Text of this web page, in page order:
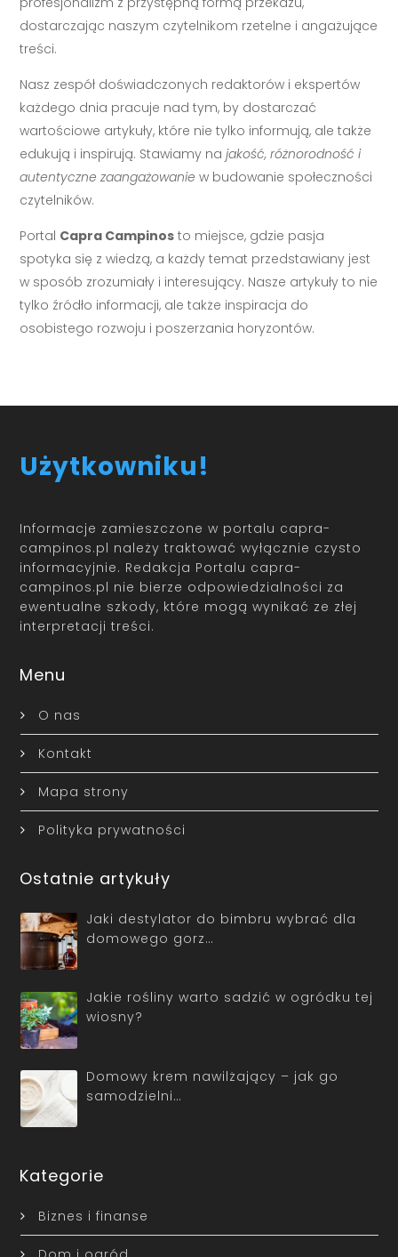
dostarczając naszym czytelnikom rzetelne i angażujące
treści.
Nasz zespół doświadczonych redaktorów i ekspertów
każdego dnia pracuje nad tym, by dostarczać
wartościowe artykuły, które nie tylko informują, ale także
edukują i inspirują. Stawiamy najakość, różnorodność i
autentyczne zaangażowanie w budowanie społeczności
czytelników.
Portal Capra Campinos to miejsce, gdzie pasja
spotyka się z wiedzą, a każdy temat przedstawiany jest
w sposób zrozumiały i interesujący. Nasze artykuły to nie
tylko źródło informacji, ale także inspiracja do
osobistego rozwoju i poszerzania horyzontów.
Użytkowniku!
Informacje zamieszczone w portalu capra-
campinos.pl należy traktować wyłącznie czysto
informacyjnie. Redakcja Portalu capra-
campinos.pl nie bierze odpowiedzialności za
ewentualne szkody, które mogą wynikać ze złej
interpretacji treści.
Menu
O nas
Kontakt
Mapa strony
Polityka prywatności
Ostatnie artykuły
Jaki destylator do bimbru wybrać dla
domowego gorz…
Jakie rośliny warto sadzić w ogródku tej
wiosny?
Domowy krem nawilżający – jak go
samodzielni…
Kategorie
Biznes i finanse